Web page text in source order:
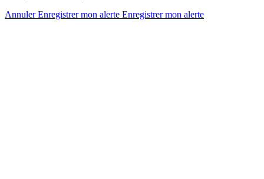
AnnulerEnregistrer mon alerte Enregistrermon alerte